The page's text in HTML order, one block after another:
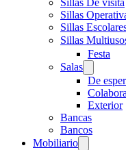
Sillas De visita
Sillas
Sillas
Sillas
Festa
Salas
De
Exterior
Bancas
Bancos
Mobiliario